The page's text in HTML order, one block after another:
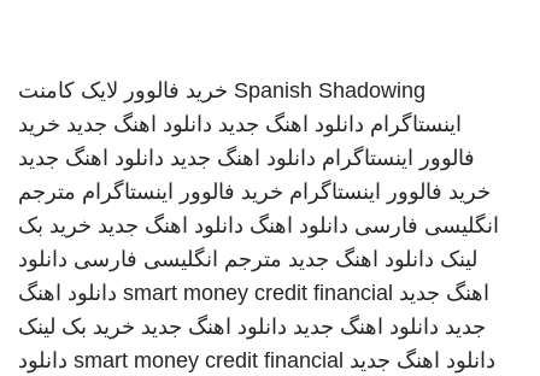
Spanish Shadowing خرید فالوور لایک کامنت
اینستاگرام دانلود اهنگ جدید دانلود اهنگ جدید خرید
فالوور اینستاگرام دانلود اهنگ جدید دانلود اهنگ جدید
خرید فالوور اینستاگرام خرید فالوور اینستاگرام مترجم
انگلیسی فارسی دانلود اهنگ دانلود اهنگ جدید خرید بک
لینک دانلود اهنگ جدید مترجم انگلیسی فارسی دانلود
اهنگ جدید smart money credit financial دانلود اهنگ
جدید دانلود اهنگ جدید دانلود اهنگ جدید خرید بک لینک
دانلود اهنگ جدید smart money credit financial دانلود